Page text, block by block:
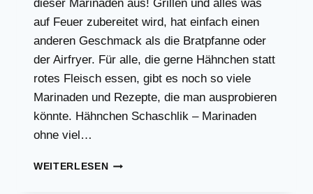
dieser Marinaden aus! Grillen und alles was
auf Feuer zubereitet wird, hat einfach einen
anderen Geschmack als die Bratpfanne oder
der Airfryer. Für alle, die gerne Hähnchen statt
rotes Fleisch essen, gibt es noch so viele
Marinaden und Rezepte, die man ausprobieren
könnte. Hähnchen Schaschlik – Marinaden
ohne viel…
WEITERLESENHÄHNCHEN